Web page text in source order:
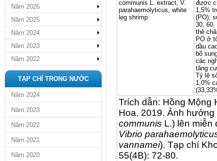
Năm 2026
Năm 2025
Năm 2024
Năm 2023
Năm 2022
TẠP CHÍ TRONG NƯỚC
Năm 2024
Năm 2023
Năm 2022
Năm 2021
Năm 2020
communis L. extract, V.
parahaemolyticus, white
leg shrimp
được
1,5%
(PO),
30, 60.
thẻ
PO ở
dầu
bổ
các
tăng
Tỷ lệ
1,0%
Trích dẫn: Hồng Mộng
Hoa, 2019. Ảnh
communis L.) lên miễn
Vibrio
vannamei). Tạp chí
55(4B): 72-80.